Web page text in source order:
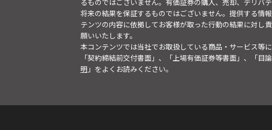
るものではございません。有価証券の購入、売却、デリバ
将来の結果を保証するものではございません。提供する情
テンツの内容に依拠してお客様が取った行動の結果に対し
願いいたします。
本コンテンツでは当社でお取扱している商品・サービス等
「契約締結前交付書面」、「上場有価証券等書面」、「
明 」をよくお読みください。